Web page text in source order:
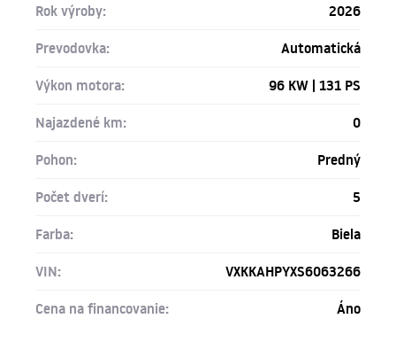
Rok výroby:
2026
Prevodovka:
Automatická
Výkon motora:
96 KW | 131 PS
Najazdené km:
0
Pohon:
Predný
Počet dverí:
5
Farba:
Biela
VIN:
VXKKAHPYXS6063266
Cena na financovanie:
Áno